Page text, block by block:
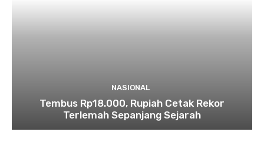
NASIONAL
Tembus Rp18.000, Rupiah Cetak Rekor
Terlemah Sepanjang Sejarah